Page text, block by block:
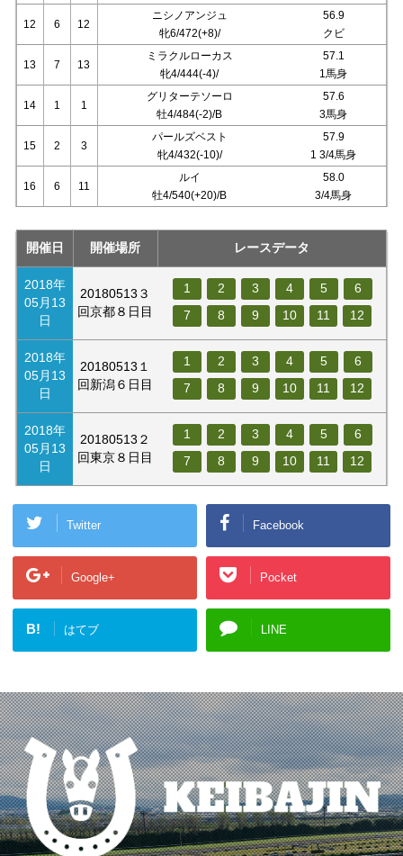
12 6 12
ニシノアンジュ
牝6/472(+8)/
56.9
クビ
13 7 13
ミラクルローカス
牝4/444(-4)/
57.1
1馬身
14 1 1
グリターテソーロ
牡4/484(-2)/B
57.6
3馬身
15 2 3
パールズベスト
牝4/432(-10)/
57.9
1 3/4馬身
16 6 11
ルイ
牡4/540(+20)/B
58.0
3/4馬身
開催日 開催場所 レースデータ
2018年
05月13
日
20180513３
回京都８日目
1 2 3 4 5
6
7
8 9 10 11 12
2018年
05月13
日
20180513１
回新潟６日目
1 2 3 4 5
6
7
8 9 10 11 12
2018年
05月13
日
20180513２
回東京８日目
1 2 3 4 5
6
7
8 9 10 11 12
Twitter Facebook
Google+ Pocket
B! はてブ LINE